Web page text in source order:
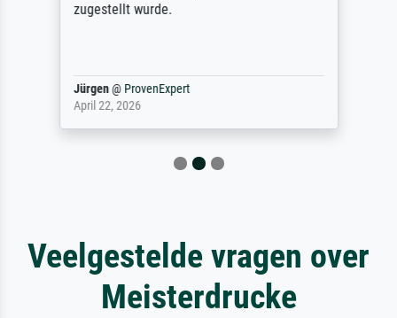
zugestellt wurde.
Jürgen@ ProvenExpert
April 22, 2026
Veelgestelde vragen over
Meisterdrucke